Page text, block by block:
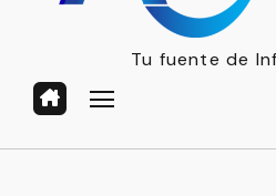
Tu fuente de